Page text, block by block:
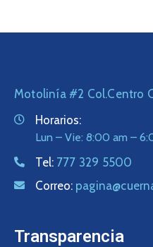
Motolinía #2 Col.Centro
Horarios:
Lun – Vie: 8:00 am –
Tel: 777 329 5500
Correo:
Transparencia